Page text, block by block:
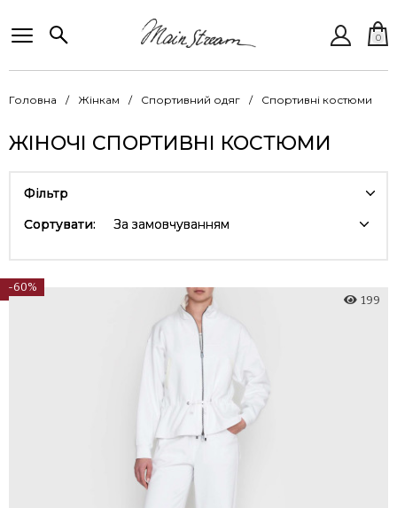
0
Головна Жінкам Спортивний одяг Спортивні костюми
ЖІНОЧІ СПОРТИВНІ КОСТЮМИ
Фільтр
Сортувати:
За замовчуванням
-60%
199